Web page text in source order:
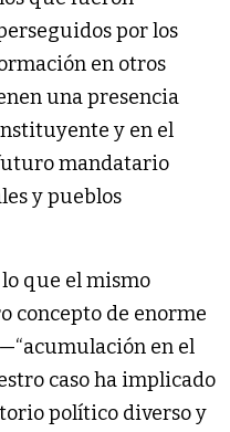
por los
en otros
una presencia
y en el
mandatario
y pueblos
que el mismo
concepto de enorme
en el
caso ha implicado
político diverso y